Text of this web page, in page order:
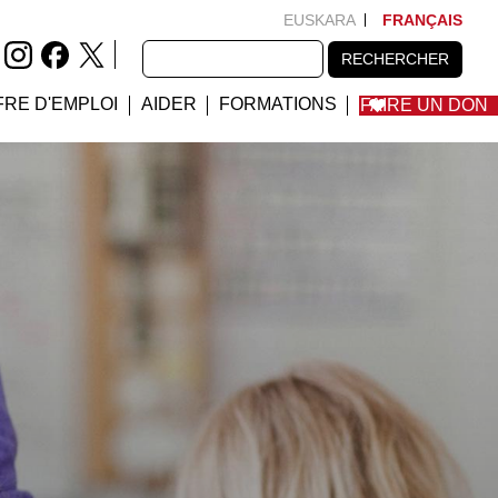
EUSKARA FRANÇAIS
RECHERCHER RECHERCHER
D'EMPLOI AIDER FORMATIONS FAIRE UN DON